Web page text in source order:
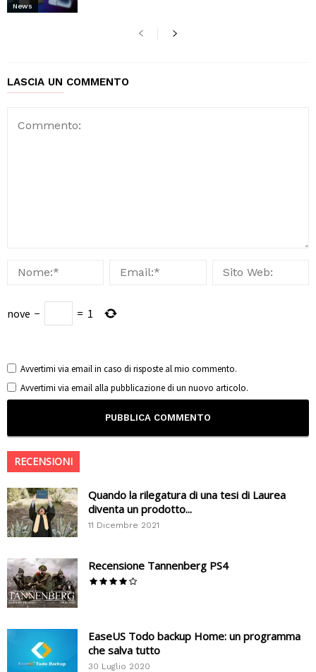
News
LASCIA UN COMMENTO
nove − = 1
Avvertimi via email in caso di risposte al mio commento.
Avvertimi via email alla pubblicazione di un nuovo articolo.
RECENSIONI
Quando la rilegatura di una tesi di Laurea
diventa un prodotto...
11 Dicembre 2021
Recensione Tannenberg PS4
EaseUS Todo backup Home: un programma
che salva tutto
30 Luglio 2020